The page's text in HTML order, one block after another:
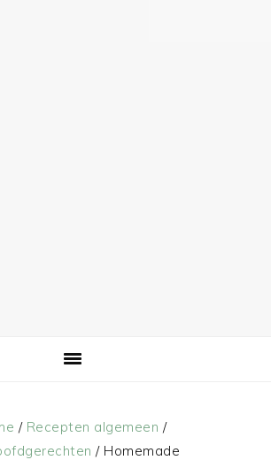
/ Recepten algemeen /
/Homemade